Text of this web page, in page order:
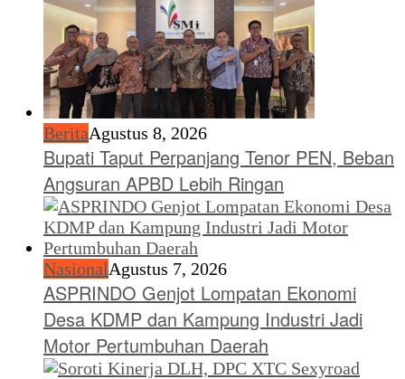
BeritaAgustus 8, 2026
Bupati Taput Perpanjang Tenor PEN, Beban
Angsuran APBD Lebih Ringan
NasionalAgustus 7, 2026
ASPRINDO Genjot Lompatan Ekonomi
Desa KDMP dan Kampung Industri Jadi
Motor Pertumbuhan Daerah